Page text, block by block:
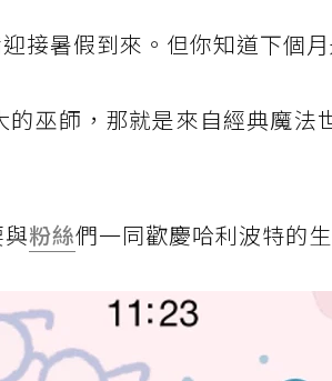
接暑假到來。但你知道下個
巫師，那就是來自經典魔法
粉絲們一同歡慶哈利波特的生